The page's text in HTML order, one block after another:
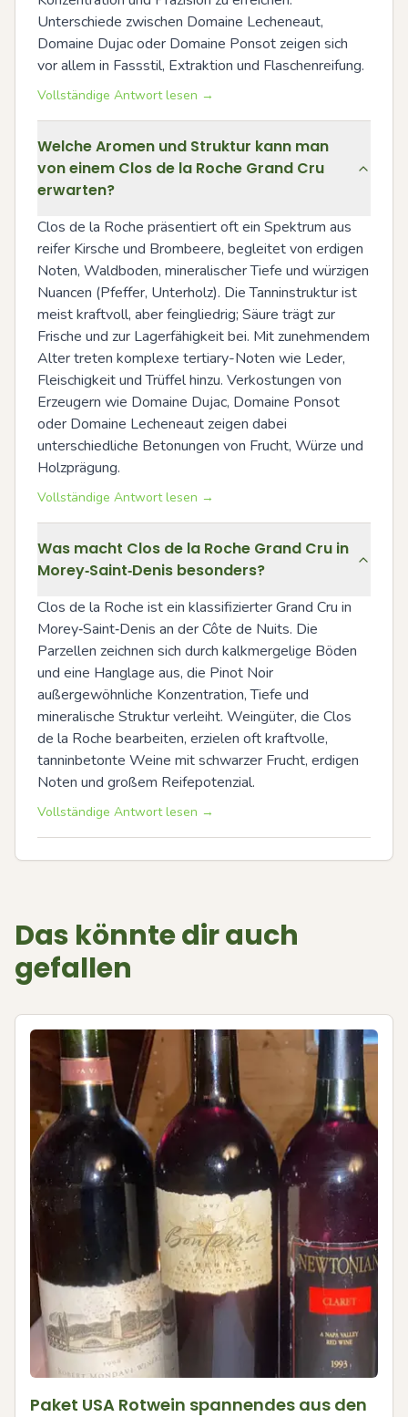
Unterschiede zwischen Domaine Lecheneaut,
Domaine Dujac oder Domaine Ponsot zeigen sich
vor allem in Fassstil, Extraktion und Flaschenreifung.
Vollständige Antwort lesen →
Welche Aromen und Struktur kann man
von einem Clos de la Roche Grand Cru
erwarten?
Clos de la Roche präsentiert oft ein Spektrum aus
reifer Kirsche und Brombeere, begleitet von erdigen
Noten, Waldboden, mineralischer Tiefe und würzigen
Nuancen (Pfeffer, Unterholz). Die Tanninstruktur ist
meist kraftvoll, aber feingliedrig; Säure trägt zur
Frische und zur Lagerfähigkeit bei. Mit zunehmendem
Alter treten komplexe tertiary-Noten wie Leder,
Fleischigkeit und Trüffel hinzu. Verkostungen von
Erzeugern wie Domaine Dujac, Domaine Ponsot
oder Domaine Lecheneaut zeigen dabei
unterschiedliche Betonungen von Frucht, Würze und
Holzprägung.
Vollständige Antwort lesen →
Was macht Clos de la Roche Grand Cru in
Morey‑Saint‑Denis besonders?
Clos de la Roche ist ein klassifizierter Grand Cru in
Morey‑Saint‑Denis an der Côte de Nuits. Die
Parzellen zeichnen sich durch kalkmergelige Böden
und eine Hanglage aus, die Pinot Noir
außergewöhnliche Konzentration, Tiefe und
mineralische Struktur verleiht. Weingüter, die Clos
de la Roche bearbeiten, erzielen oft kraftvolle,
tanninbetonte Weine mit schwarzer Frucht, erdigen
Noten und großem Reifepotenzial.
Vollständige Antwort lesen →
Das könnte dir auch
gefallen
Paket USA Rotwein spannendes aus den